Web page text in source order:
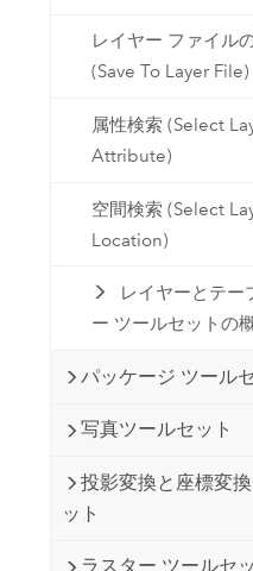
レイヤー ファイル
(Save To Layer File)
属性検索 (Select
Attribute)
空間検索 (Select
Location)
レイヤーとテー
ー ツールセットの
パッケージ ツール
写真ツールセット
投影変換と座標変
ット
ラスター ツールセ